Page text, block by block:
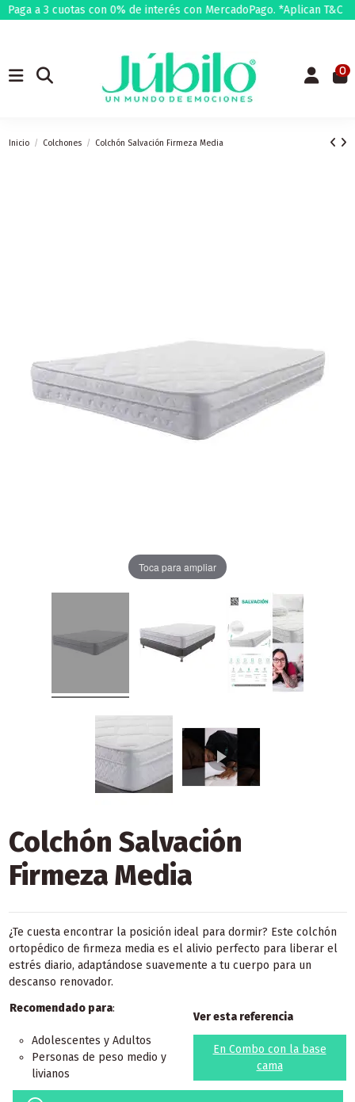
a 3 cuotas con 0% de interés con MercadoPago. *Aplican T&C ❤️
0
Inicio Colchones Colchón Salvación Firmeza Media
Toca para ampliar
Colchón Salvación
Firmeza Media
¿Te cuesta encontrar la posición ideal para dormir? Este colchón
ortopédico de firmeza media es el alivio perfecto para liberar el
estrés diario, adaptándose suavemente a tu cuerpo para un
descanso renovador.
Recomendado para:
Adolescentes y Adultos
Personas de peso medio y
livianos
Ver esta referencia
En Combo con la base
cama